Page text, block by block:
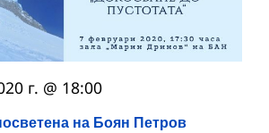
на Боян Петров
г. @ 18:00